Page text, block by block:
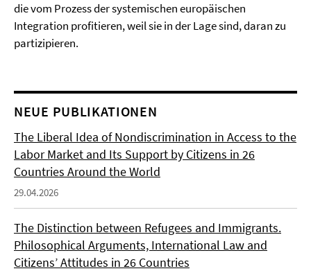
die vom Prozess der systemischen europäischen
Integration profitieren, weil sie in der Lage sind, daran zu
partizipieren.
NEUE PUBLIKATIONEN
The Liberal Idea of Nondiscrimination in Access to the
Labor Market and Its Support by Citizens in 26
Countries Around the World
29.04.2026
The Distinction between Refugees and Immigrants.
Philosophical Arguments, International Law and
Citizens’ Attitudes in 26 Countries